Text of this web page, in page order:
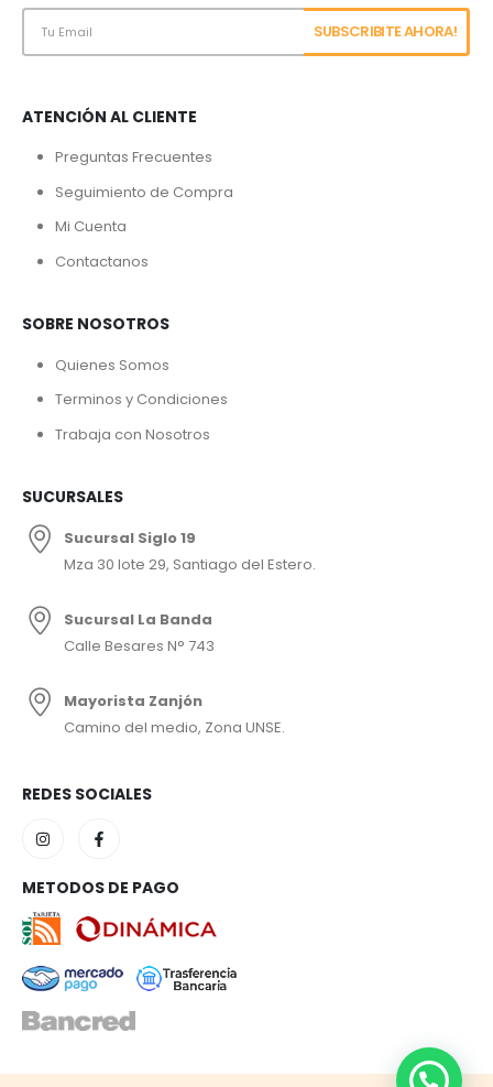
ATENCIÓN AL CLIENTE
Preguntas Frecuentes
Seguimiento de Compra
Mi Cuenta
Contactanos
SOBRE NOSOTROS
Quienes Somos
Terminos y Condiciones
Trabaja con Nosotros
SUCURSALES
Sucursal Siglo 19
Mza 30 lote 29, Santiago del Estero.
Sucursal La Banda
Calle Besares N° 743
Mayorista Zanjón
Camino del medio, Zona UNSE.
REDES SOCIALES
METODOS DE PAGO